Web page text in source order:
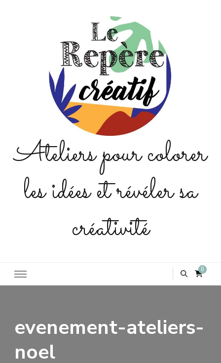
Ateliers pour colorer
les idées et révéler sa
créativité
0
evenement-ateliers-
noel